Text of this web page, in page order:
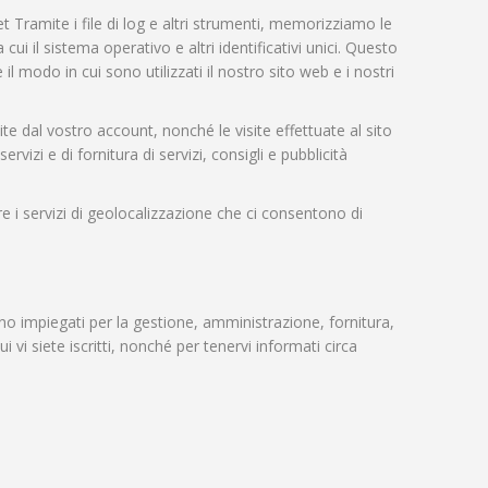
Tramite i file di log e altri strumenti, memorizziamo le
il sistema operativo e altri identificativi unici. Questo
modo in cui sono utilizzati il nostro sito web e i nostri
dal vostro account, nonché le visite effettuate al sito
e di fornitura di servizi, consigli e pubblicità
i servizi di geolocalizzazione che ci consentono di
impiegati per la gestione, amministrazione, fornitura,
vi siete iscritti, nonché per tenervi informati circa